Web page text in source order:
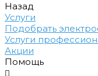
Назад
Услуги
Подобрать
Услуги
Акции
Помощь